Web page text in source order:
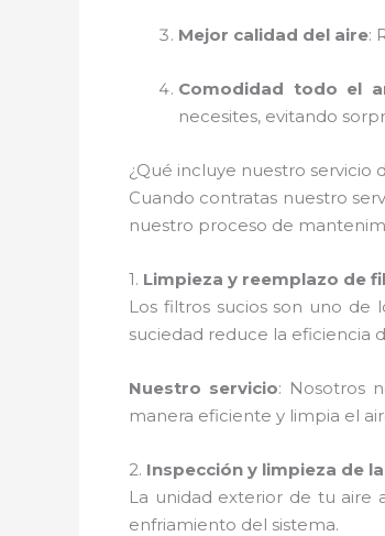
Mejor calidad del aire:
Comodidad todo el
necesites, evitando
¿Qué incluye nuestro servicio
Cuando contratas nuestro
nuestro proceso de
1. Limpieza y reemplazo de
Los filtros sucios son uno
suciedad reduce la eficiencia
Nuestro servicio: Nosotros
manera eficiente y limpia el
2. Inspección y limpieza de
La unidad exterior de tu aire
enfriamiento del sistema.